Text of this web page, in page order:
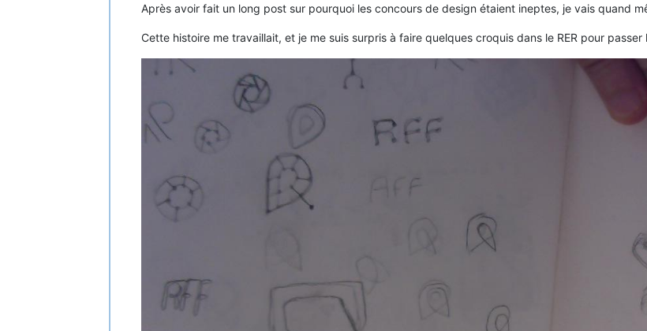
Après avoir fait un long post sur pourquoi les concours de design étaient ineptes, je vais quand
Cette histoire me travaillait, et je me suis surpris à faire quelques croquis dans le RER pour passer